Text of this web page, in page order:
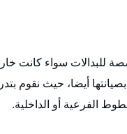
للبدالات سواء كانت
بصيانتها أيضا، حيث
الفرعية أو الداخلية.